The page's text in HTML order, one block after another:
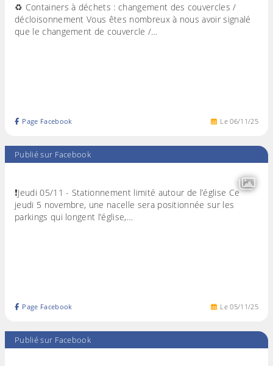
♻️ Containers à déchets : changement des couvercles /
décloisonnement Vous êtes nombreux à nous avoir signalé
que le changement de couvercle /…
Le06/11/25
Page Facebook
Publié sur Facebook
❗️Jeudi 05/11 - Stationnement limité autour de l’église Ce
jeudi 5 novembre, une nacelle sera positionnée sur les
parkings qui longent l’église,…
Le05/11/25
Page Facebook
Publié sur Facebook